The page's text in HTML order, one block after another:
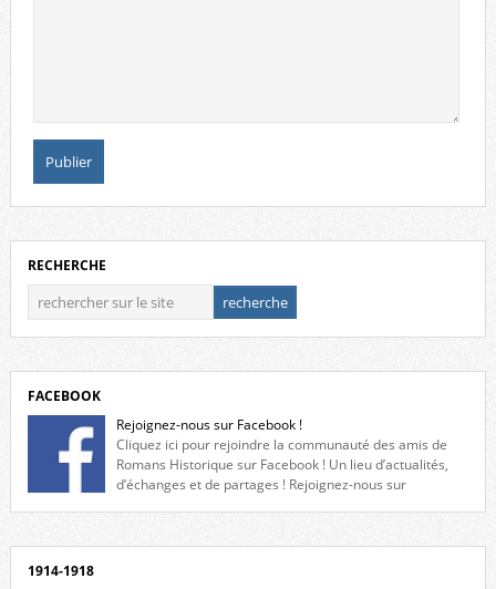
RECHERCHE
FACEBOOK
Rejoignez-nous sur Facebook !
Cliquez ici pour rejoindre la communauté des amis de
Romans Historique sur Facebook ! Un lieu d’actualités,
d’échanges et de partages ! Rejoignez-nous sur
1914-1918